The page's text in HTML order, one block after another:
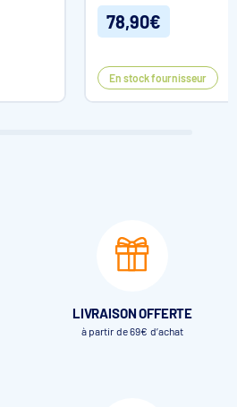
78,90€
En stock fournisseur
LIVRAISON OFFERTE
à partir de 69€ d’achat